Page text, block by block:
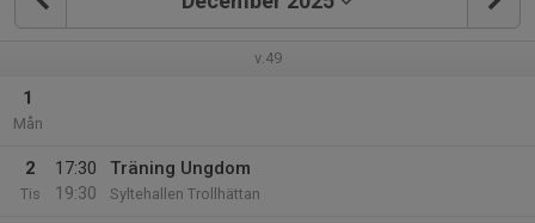
v.49
1
Mån
2
Tis
17:30
19:30
Träning Ungdom
Syltehallen Trollhättan